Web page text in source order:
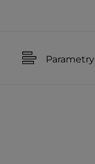
Parametry